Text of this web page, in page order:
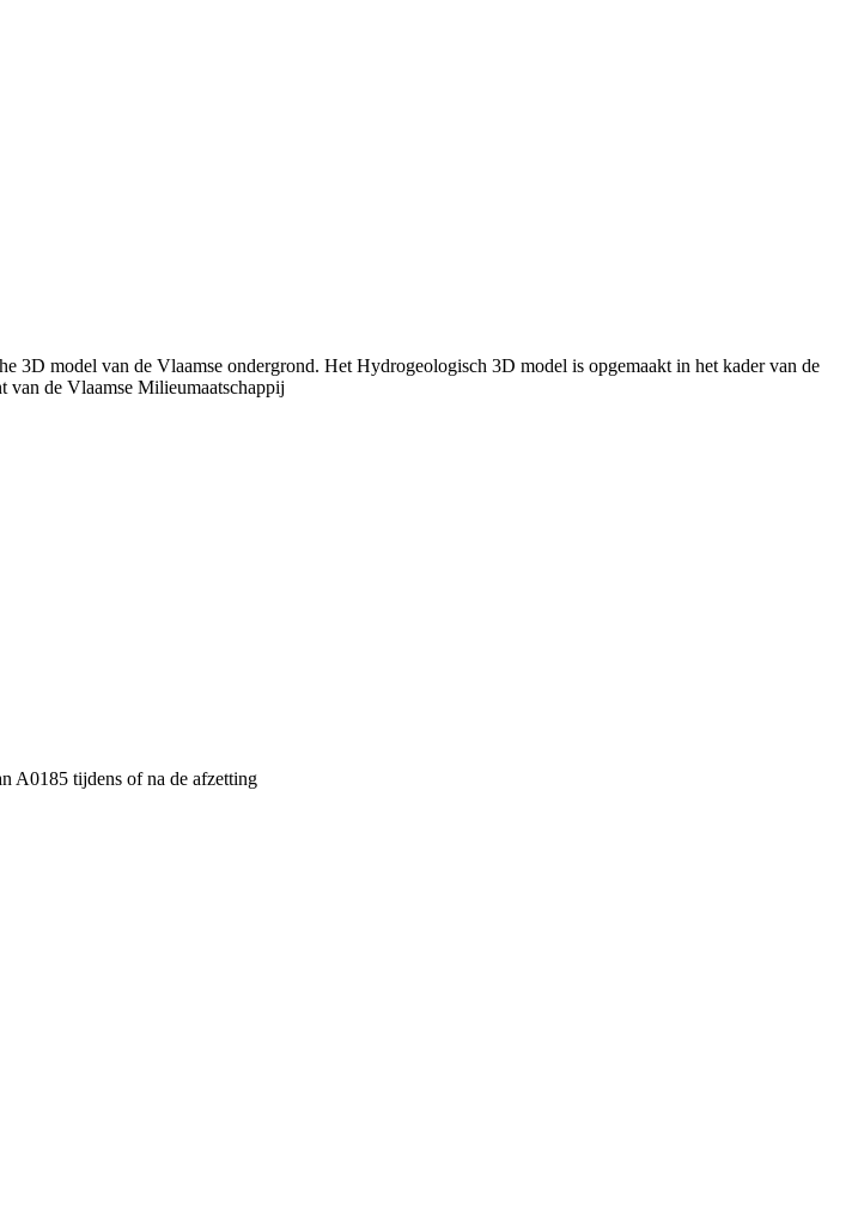
3D model van de Vlaamse ondergrond. Het Hydrogeologisch 3D model is opgemaakt in het kader van de
de Vlaamse Milieumaatschappij
A0185 tijdens of na de afzetting